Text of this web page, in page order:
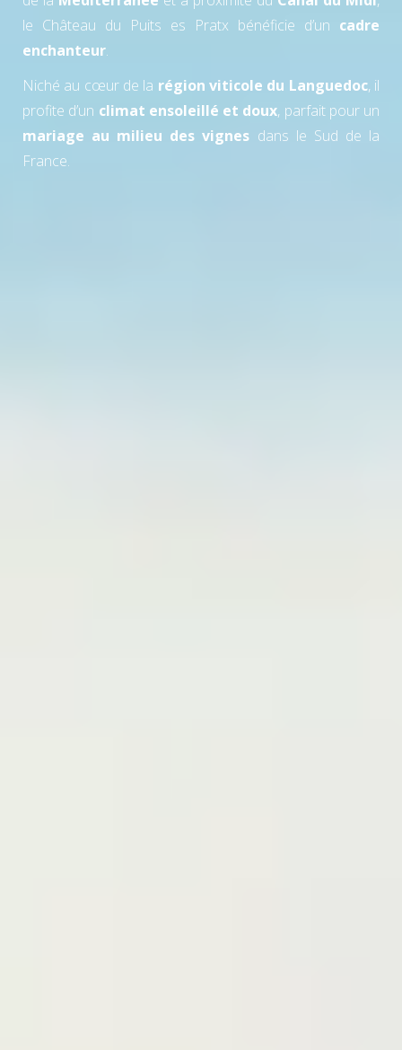
le Château du Puits es Pratx bénéficie d’un cadre
enchanteur.
Niché au cœur de la région viticole du Languedoc, il
profite d’un climat ensoleillé et doux, parfait pour un
mariage au milieu des vignes dans le Sud de la
France.